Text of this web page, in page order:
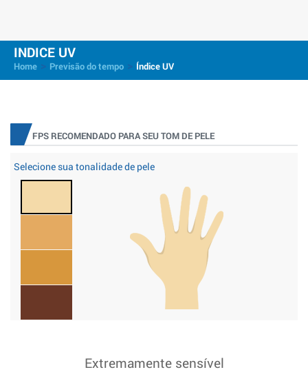
INDICE UV
Home Previsão do tempo Índice UV
FPS RECOMENDADO PARA SEU TOM DE PELE
Selecione sua tonalidade de pele
Extremamente sensível